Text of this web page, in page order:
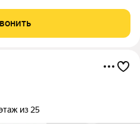
комфорт плюс.
из 25